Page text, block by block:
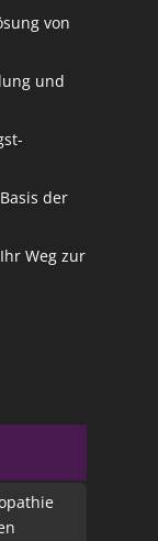
von
und
der
Weg zur